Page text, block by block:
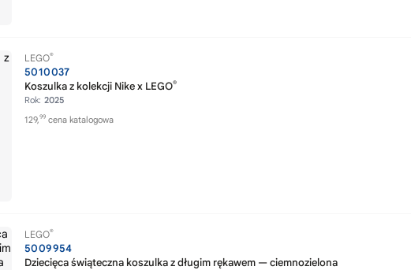
LEGO®
5010037
Koszulka z kolekcji Nike x LEGO®
Rok: 2025
129,99 cena katalogowa
LEGO®
5009954
Dziecięca świąteczna koszulka z długim rękawem — ciemnozielona